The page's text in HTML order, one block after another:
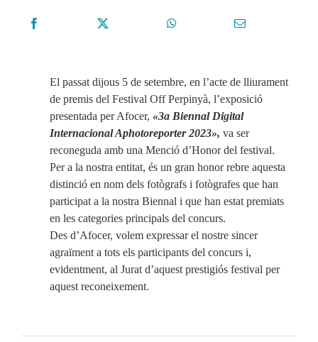
El passat dijous 5 de setembre, en l’acte de lliurament
de premis del Festival Off Perpinyà, l’exposició
presentada per Afocer, «3a Biennal Digital
Internacional Aphotoreporter 2023», va ser
reconeguda amb una Menció d’Honor del festival.
Per a la nostra entitat, és un gran honor rebre aquesta
distinció en nom dels fotògrafs i fotògrafes que han
participat a la nostra Biennal i que han estat premiats
en les categories principals del concurs.
Des d’Afocer, volem expressar el nostre sincer
agraïment a tots els participants del concurs i,
evidentment, al Jurat d’aquest prestigiós festival per
aquest reconeixement.